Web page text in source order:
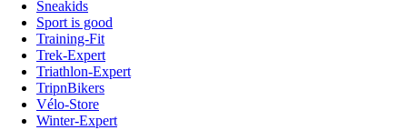
Sneakids
Sport is good
Training-Fit
Trek-Expert
Triathlon-Expert
TripnBikers
Vélo-Store
Winter-Expert